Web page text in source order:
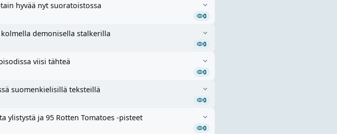
hyvää nyt suoratoistossa
0
demonisella stalkerilla
0
viisi tähteä
0
suomenkielisillä teksteillä
0
ylistystä ja 95 Rotten Tomatoes -pisteet
0